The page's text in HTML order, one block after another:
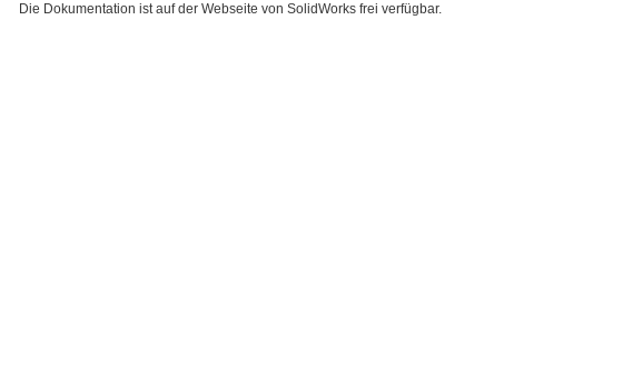
Die Dokumentation ist auf der Webseite von SolidWorks frei verfügbar.